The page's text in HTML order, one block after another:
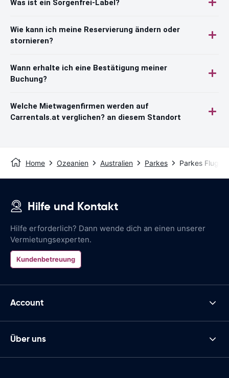
Was ist ein Sorgenfrei-Label?
Wie kann ich meine Reservierung ändern oder
stornieren?
Wann erhalte ich eine Bestätigung meiner
Buchung?
Welche Mietwagenfirmen werden auf
Carrentals.at verglichen? an diesem Standort
Home Ozeanien Australien Parkes Parkes
Hilfe und Kontakt
Hilfe erforderlich? Dann wende dich an einen unserer
Vermietungsexperten.
Kundenbetreuung
Account
Über uns